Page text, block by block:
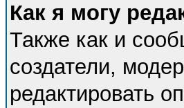
Как я могу
Также как и
создатели,
редактировать